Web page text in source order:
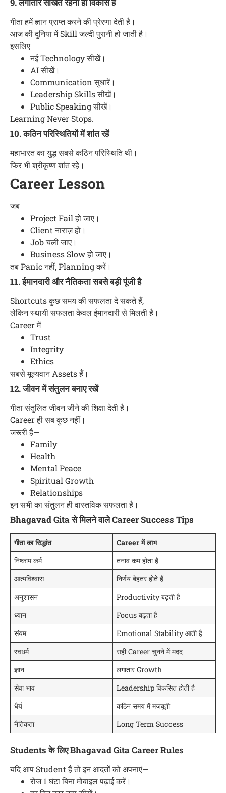
9. लगातार सीखते रहना ही विकास है
गीता हमें ज्ञान प्राप्त करने की प्रेरणा देती है।
आज की दुनिया में Skill जल्दी पुरानी हो जाती है।
इसलिए
नई Technology सीखें।
AI सीखें।
Communication सुधारें।
Leadership Skills सीखें।
Public Speaking सीखें।
Learning Never Stops.
10. कठिन परिस्थितियों में शांत रहें
महाभारत का युद्ध सबसे कठिन परिस्थिति थी।
फिर भी श्रीकृष्ण शांत रहे।
Career Lesson
जब
Project Fail हो जाए।
Client नाराज़ हो।
Job चली जाए।
Business Slow हो जाए।
तब Panic नहीं, Planning करें।
11. ईमानदारी और नैतिकता सबसे बड़ी पूंजी है
Shortcuts कुछ समय की सफलता दे सकते हैं,
लेकिन स्थायी सफलता केवल ईमानदारी से मिलती है।
Career में
Trust
Integrity
Ethics
सबसे मूल्यवान Assets हैं।
12. जीवन में संतुलन बनाए रखें
गीता संतुलित जीवन जीने की शिक्षा देती है।
Career ही सब कुछ नहीं।
जरूरी है—
Family
Health
Mental Peace
Spiritual Growth
Relationships
इन सभी का संतुलन ही वास्तविक सफलता है।
Bhagavad Gita से मिलने वाले Career Success Tips
गीता का सिद्धांत
Career में लाभ
निष्काम कर्म
तनाव कम होता है
आत्मविश्वास
निर्णय बेहतर होते हैं
अनुशासन
Productivity बढ़ती है
ध्यान
Focus बढ़ता है
संयम
Emotional Stability आती है
स्वधर्म
सही Career चुनने में मदद
ज्ञान
लगातार Growth
सेवा भाव
Leadership विकसित होती है
धैर्य
कठिन समय में मजबूती
नैतिकता
Long Term Success
Students के लिए Bhagavad Gita Career Rules
यदि आप Student हैं तो इन आदतों को अपनाएं—
रोज 1 घंटा बिना मोबाइल पढ़ाई करें।